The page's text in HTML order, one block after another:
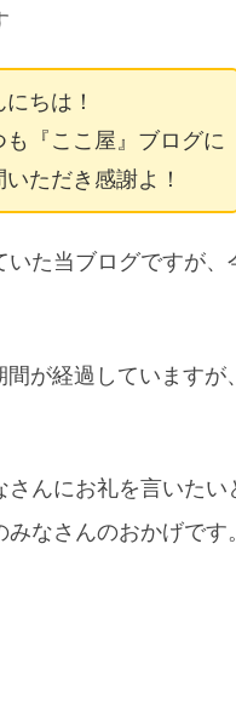
にちは！
も『ここ屋』ブログに
いただき感謝よ！
た当ブログですが、
間が経過していますが
んにお礼を言いたい
なさんのおかげです。